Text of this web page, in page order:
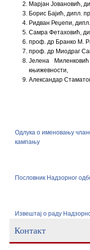
Марјан Јовановић,
Борис Бајић, дипл.
Ридван Реџепи,
Самра Фетаховић,
проф. др Бранко М.
проф. др Миодраг
Јелена
књижевности,
Александар
Oдлукa о именовању
кампању
Пословник Надзорног
Извештај о раду
Контакт